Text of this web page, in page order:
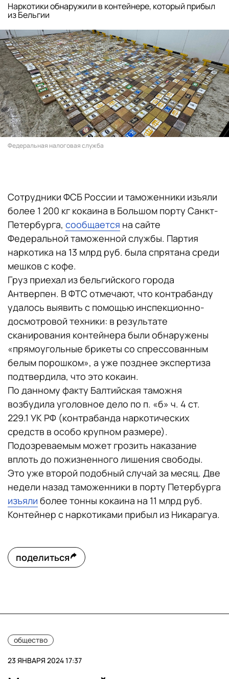
Наркотики обнаружили в контейнере, который прибыл
из Бельгии
Федеральная налоговая служба
Сотрудники ФСБ России и таможенники изъяли
более 1 200 кг кокаина в Большом порту Санкт-
Петербурга, сообщается на сайте
Федеральной таможенной службы. Партия
наркотика на 13 млрд руб. была спрятана среди
мешков с кофе.
Груз приехал из бельгийского города
Антверпен. В ФТС отмечают, что контрабанду
удалось выявить с помощью инспекционно-
досмотровой техники: в результате
сканирования контейнера были обнаружены
«прямоугольные брикеты со спрессованным
белым порошком», а уже позднее экспертиза
подтвердила, что это кокаин.
По данному факту Балтийская таможня
возбудила уголовное дело по п. «б» ч. 4 ст.
229.1 УК РФ (контрабанда наркотических
средств в особо крупном размере).
Подозреваемым может грозить наказание
вплоть до пожизненного лишения свободы.
Это уже второй подобный случай за месяц. Две
недели назад таможенники в порту Петербурга
изъяли более тонны кокаина на 11 млрд руб.
Контейнер с наркотиками прибыл из Никарагуа.
поделиться
общество
23 ЯНВАРЯ 2024 17:37